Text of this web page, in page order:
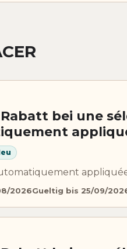
Rabatt bei une
2026Gueltig bis 25/09/